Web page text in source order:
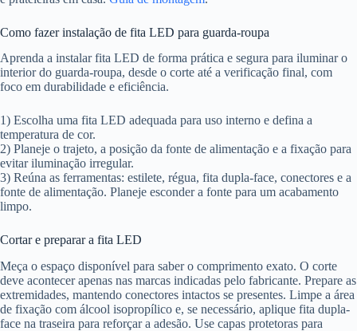
Como fazer instalação de fita LED para guarda-roupa
Aprenda a instalar fita LED de forma prática e segura para iluminar o
interior do guarda-roupa, desde o corte até a verificação final, com
foco em durabilidade e eficiência.
1) Escolha uma fita LED adequada para uso interno e defina a
temperatura de cor.
2) Planeje o trajeto, a posição da fonte de alimentação e a fixação para
evitar iluminação irregular.
3) Reúna as ferramentas: estilete, régua, fita dupla-face, conectores e a
fonte de alimentação. Planeje esconder a fonte para um acabamento
limpo.
Cortar e preparar a fita LED
Meça o espaço disponível para saber o comprimento exato. O corte
deve acontecer apenas nas marcas indicadas pelo fabricante. Prepare as
extremidades, mantendo conectores intactos se presentes. Limpe a área
de fixação com álcool isopropílico e, se necessário, aplique fita dupla-
face na traseira para reforçar a adesão. Use capas protetoras para